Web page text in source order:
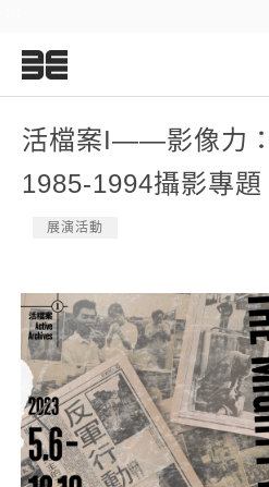
活檔案I——影像力
1985-1994攝影專題
展演活動